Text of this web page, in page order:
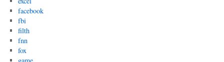
facebook
fbi
filth
fnn
fox